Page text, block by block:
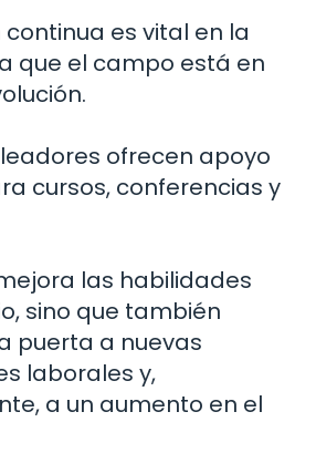
es vital en la
que el campo está en
ofrecen apoyo
cursos, conferencias y
las habilidades
sino que también
puerta a nuevas
laborales y,
a un aumento en el